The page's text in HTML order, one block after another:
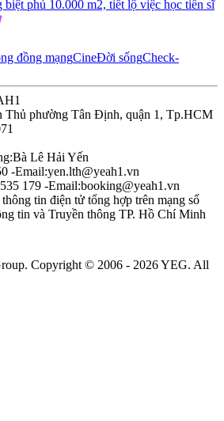
biệt phủ 10.000 m2, tiết lộ việc học tiến sĩ
đồng mạngCineĐời sốngCheck-
Thủ phường Tân Định, quận 1, Tp.HCM
Bà Lê Hải Yến
-Email:yen.lth@yeah1.vn
179 -Email:booking@yeah1.vn
tin điện tử tổng hợp trên mạng số
tin và Truyền thông TP. Hồ Chí Minh
Copyright © 2006 - 2026 YEG. All